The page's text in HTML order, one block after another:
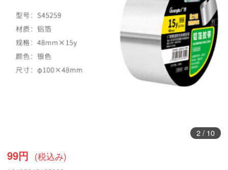
3/ 10
99円 (税込み)